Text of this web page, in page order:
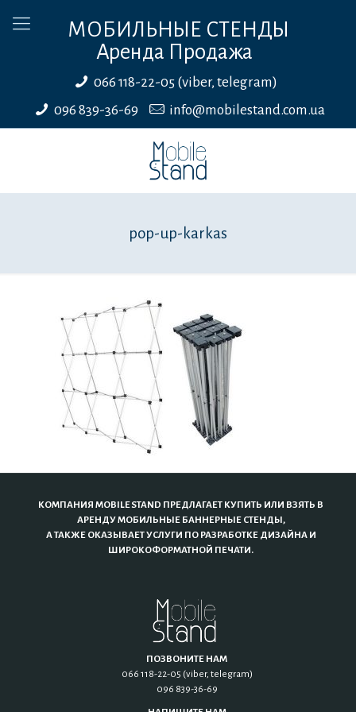
МОБИЛЬНЫЕ СТЕНДЫ
Аренда Продажа
066 118-22-05 (viber, telegram)
096 839-36-69
info@mobilestand.com.ua
pop-up-karkas
КОМПАНИЯ MOBILE STAND ПРЕДЛАГАЕТ КУПИТЬ ИЛИ ВЗЯТЬ В
АРЕНДУ МОБИЛЬНЫЕ БАННЕРНЫЕ СТЕНДЫ,
А ТАКЖЕ ОКАЗЫВАЕТ УСЛУГИ ПО РАЗРАБОТКЕ ДИЗАЙНА И
ШИРОКОФОРМАТНОЙ ПЕЧАТИ.
ПОЗВОНИТЕ НАМ
066 118-22-05 (viber, telegram)
096 839-36-69